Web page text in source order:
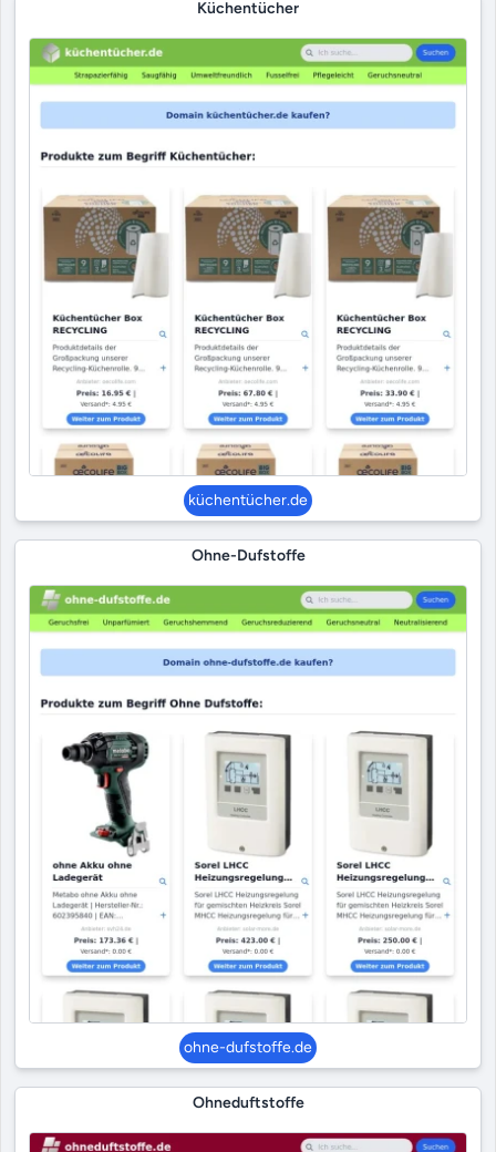
Küchentücher
küchentücher.de
Ohne-Dufstoffe
ohne-dufstoffe.de
Ohneduftstoffe